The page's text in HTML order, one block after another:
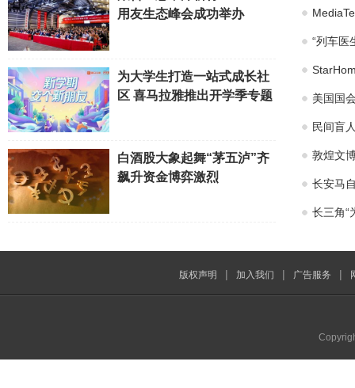
用友生态峰会成功举办
为大学生打造一站式成长社
区 喜马拉雅推出开学季专题
白酒股大象起舞“茅五泸”齐
飙升资金博弈激烈
“列车医
美国国
民间盲
敦煌文
长安马
长三角“
版权声明 | 加入我们 | 广告服务 |